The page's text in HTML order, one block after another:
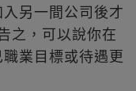
另一間公司後才
之，可以說你在
業目標或待遇更